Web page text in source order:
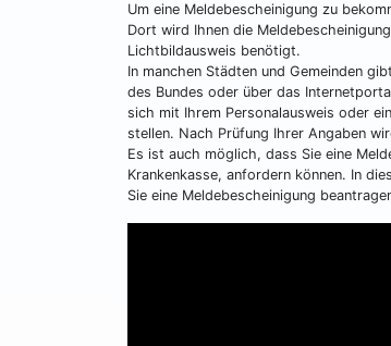
Um eine Meldebescheinigung zu
Dort wird Ihnen die
Lichtbildausweis benötigt.
In manchen Städten und Gemeinden
des Bundes oder über das
sich mit Ihrem Personalausweis oder
stellen. Nach Prüfung Ihrer Angaben
Es ist auch möglich, dass Sie eine
Krankenkasse, anfordern können. In
Sie eine Meldebescheinigung